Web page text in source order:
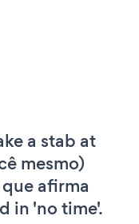
a stab at
mesmo)
afirma
in 'no time'.